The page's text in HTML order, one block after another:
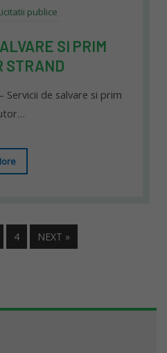
publice
SI PRIM
STRAND
Servicii de salvare si prim
4 NEXT »